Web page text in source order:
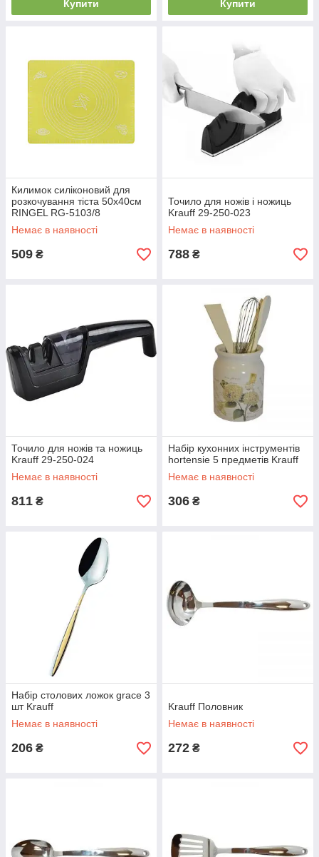
Купити Купити
Килимок силіконовий для
розкочування тіста 50х40см
RINGEL RG-5103/8
Немає в наявності
509 ₴
Точило для ножів і ножиць
Krauff 29-250-023
Немає в наявності
788 ₴
Точило для ножів та ножиць
Krauff 29-250-024
Немає в наявності
811 ₴
Набір кухонних інструментів
hortensie 5 предметів Krauff
Немає в наявності
306 ₴
Набір столових ложок grace 3
шт Krauff
Немає в наявності
206 ₴
Krauff Половник
Немає в наявності
272 ₴